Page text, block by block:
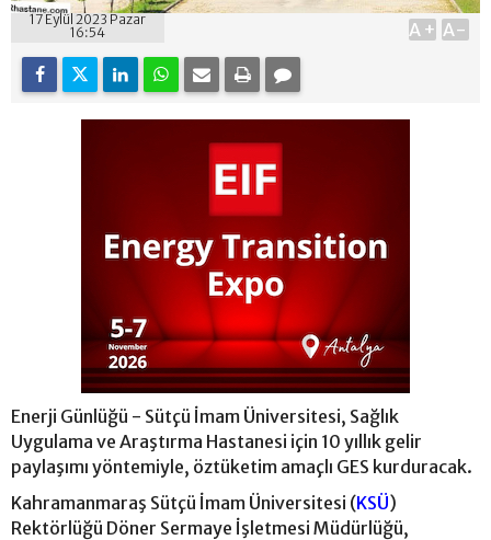
17 Eylül 2023 Pazar
16:54
A+ A-
Enerji Günlüğü - Sütçü İmam Üniversitesi, Sağlık
Uygulama ve Araştırma Hastanesi için 10 yıllık gelir
paylaşımı yöntemiyle, öztüketim amaçlı GES kurduracak.
Kahramanmaraş Sütçü İmam Üniversitesi (KSÜ)
Rektörlüğü Döner Sermaye İşletmesi Müdürlüğü,